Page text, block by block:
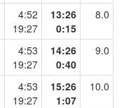
4:52
19:27
13:26
0:15
8.0
4:53
19:27
14:26
0:40
9.0
4:53
19:27
15:26
1:07
10.0